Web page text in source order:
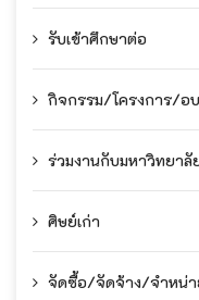
รับเข้าศึกษาต่อ
กิจกรรม/โครงการ/อ
ร่วมงานกับมหาวิทยาลั
ศิษย์เก่า
จัดซื้อ/จัดจ้าง/จำหน่